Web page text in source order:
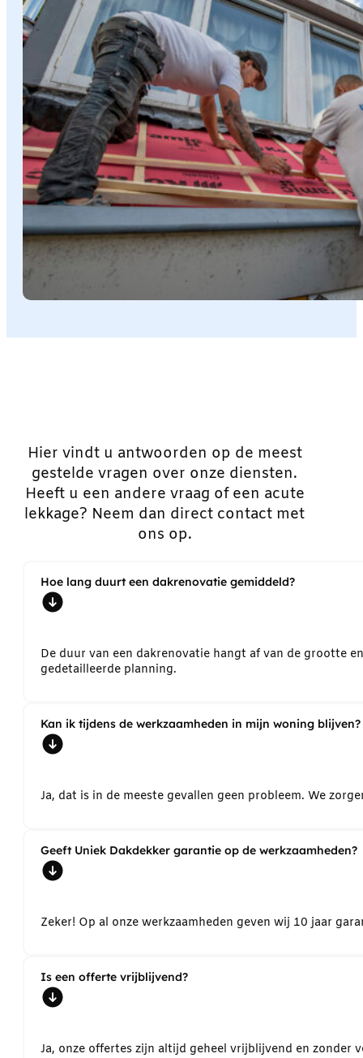
Hier vindt u antwoorden op de meest
gestelde vragen over onze diensten.
Heeft u een andere vraag of een acute
lekkage? Neem dan direct contact met
ons op.
Hoe lang duurt een dakrenovatie gemiddeld?
De duur van een dakrenovatie hangt af van de grootte
gedetailleerde planning.
Kan ik tijdens de werkzaamheden in mijn woning blijven?
Ja, dat is in de meeste gevallen geen probleem. We
Geeft Uniek Dakdekker garantie op de werkzaamheden?
Zeker! Op al onze werkzaamheden geven wij 10 jaar
Is een offerte vrijblijvend?
Ja, onze offertes zijn altijd geheel vrijblijvend en